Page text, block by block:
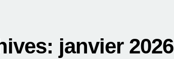
janvier 2026